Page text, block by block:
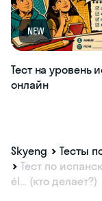
NEW
Тест на уровень
онлайн
Skyeng Тесты
Тест по
él… (кто делает?)